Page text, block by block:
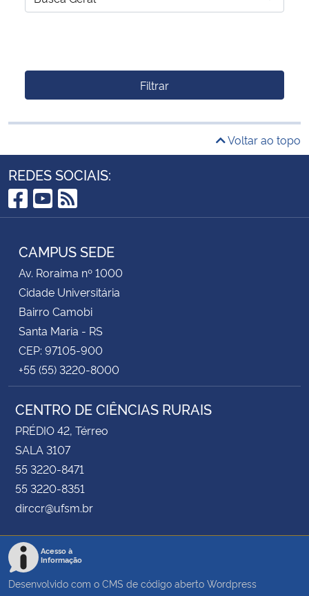
Filtrar
Voltar ao topo
REDES SOCIAIS:
Facebook
YouTube
RSS
CAMPUS SEDE
Av. Roraima nº 1000
Cidade Universitária
Bairro Camobi
Santa Maria - RS
CEP: 97105-900
+55 (55) 3220-8000
CENTRO DE CIÊNCIAS RURAIS
PRÉDIO 42, Térreo
SALA 3107
55 3220-8471
55 3220-8351
dirccr@ufsm.br
Acesso à
Informação
Desenvolvido com o CMS de código aberto Wordpress